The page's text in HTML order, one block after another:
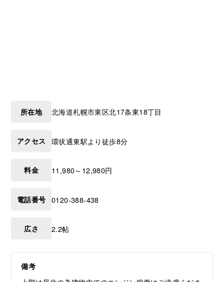
所在地 北海道札幌市東区北17条東18丁目
アクセス 環状通東駅より徒歩8分
料金 11,980～12,980円
電話番号 0120-388-438
広さ 2.2帖
備考